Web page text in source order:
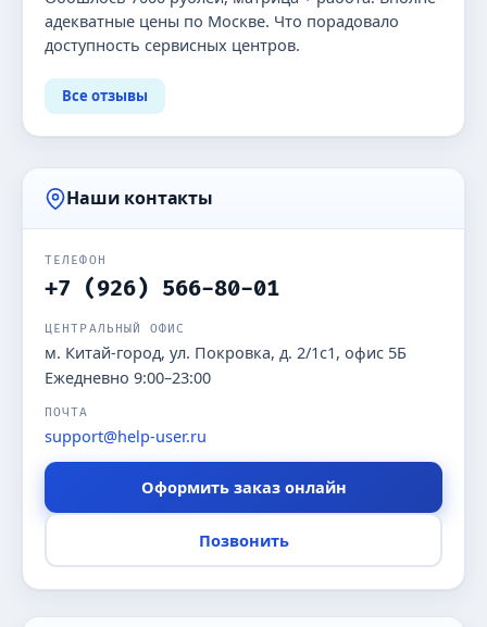
адекватные цены по Москве. Что порадовало
доступность сервисных центров.
Все отзывы
Наши контакты
ТЕЛЕФОН
+7 (926) 566-80-01
ЦЕНТРАЛЬНЫЙ ОФИС
м. Китай-город, ул. Покровка, д. 2/1с1, офис 5Б
Ежедневно 9:00–23:00
ПОЧТА
support@help-user.ru
Оформить заказ онлайн
Позвонить